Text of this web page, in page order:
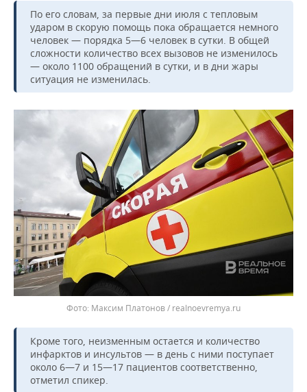
По его словам, за первые дни июля с тепловым
ударом в скорую помощь пока обращается немного
человек — порядка 5—6 человек в сутки. В общей
сложности количество всех вызовов не изменилось
— около 1100 обращений в сутки, и в дни жары
ситуация не изменилась.
Максим Платонов / realnoevremya.ru
Кроме того, неизменным остается и количество
инфарктов и инсультов — в день с ними поступает
около 6—7 и 15—17 пациентов соответственно,
отметил спикер.